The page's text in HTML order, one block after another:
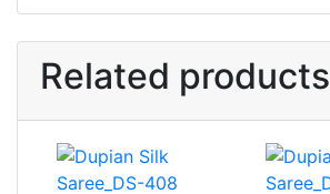
Related products